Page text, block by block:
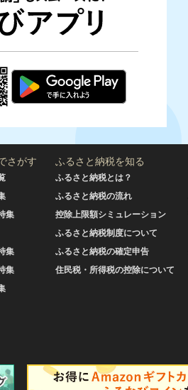
さがす
集
集
集
ふるさと納税を知る
ふるさと納税とは？
ふるさと納税の流れ
控除上限額シミュレーション
ふるさと納税制度について
ふるさと納税の確定申告
住民税・所得税の控除について